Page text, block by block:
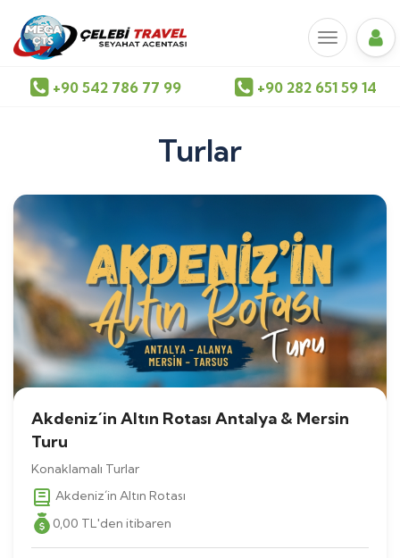
+90 542 786 77 99 +90 282 651 59 14
Turlar
Akdeniz´in Altın Rotası Antalya & Mersin
Turu
Konaklamalı Turlar
Akdeniz´in Altın Rotası
0,00 TL'den itibaren